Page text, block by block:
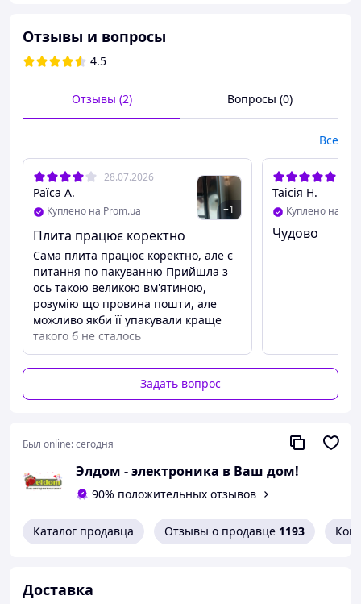
Варочная поверхность.
приготовления Ваших любимых блюд плита оснащена
различными горелками:
газовые - 1 горелка повышенной мощности, 1 средней
мощности и 1 малой мощности;
1 электрическая горелка.
Решетка рабочей поверхности выполнена из
усиленной 8мм стали и покрыта черной эмалью.
Для защиты стены плита оснащена белым
эмалированным бортиком.
Духовка.
Электрическая духовка комбинированной плиты
DAHATI 2000-21имеет встроенный термостат для
поддержания заданной температуры.
Внутренняя
камера духового шкафа объемом 50л покрыта
высокопрочной эмалью и имеет рельефные
держатели решетки, для приготовления пищи на
духовки 250ºС.
Габаритные размеры, мм:
Высота - 885
Отзывы и вопросы
4.5
Отзывы (2) Вопросы (0)
Все
28.07.2026
Раїса А.
Куплено на Prom.ua +1
Плита працює коректно
Сама плита працює коректно, але є
питання по пакуванню Прийшла з
ось такою великою вм'ятиною,
розумію що провина пошти, але
можливо якби її упакували краще
такого б не сталось
Таісія Н.
Куплено на
Чудово
Задать вопрос
Был online:сегодня
Элдом - электроника в Ваш дом!
90% положительных отзывов
Каталог продавца Отзывы о продавце 1193
Доставка